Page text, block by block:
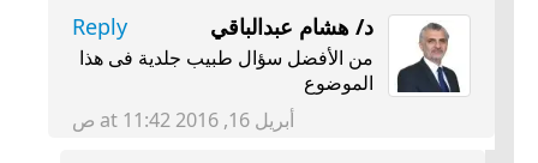
د/ هشام عبدالباقي Reply
من الأفضل سؤال طبيب جلدية فى هذا
الموضوع
أبريل 16, 2016 at 11:42 ص